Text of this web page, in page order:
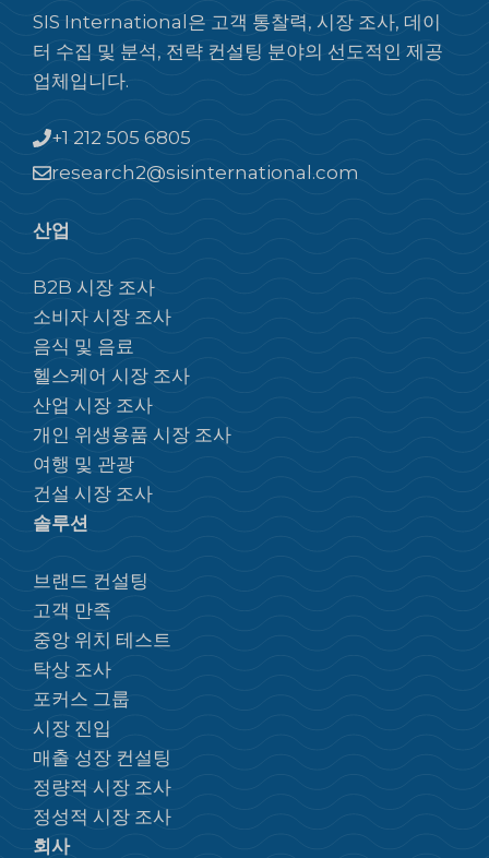
SIS International은 고객 통찰력, 시장 조사, 데이
터 수집 및 분석, 전략 컨설팅 분야의 선도적인 제공
업체입니다.
+1 212 505 6805
research2@sisinternational.com
산업
B2B 시장 조사
소비자 시장 조사
음식 및 음료
헬스케어 시장 조사
산업 시장 조사
개인 위생용품 시장 조사
여행 및 관광
건설 시장 조사
솔루션
브랜드 컨설팅
고객 만족
중앙 위치 테스트
탁상 조사
포커스 그룹
시장 진입
매출 성장 컨설팅
정량적 시장 조사
정성적 시장 조사
회사